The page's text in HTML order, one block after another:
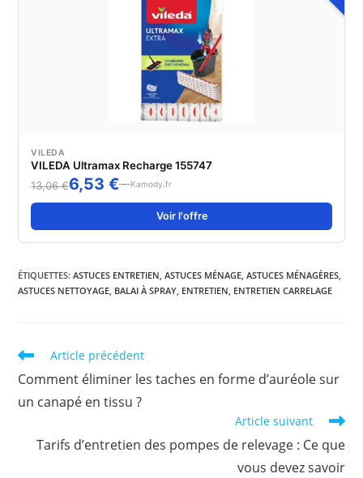
VILEDA
VILEDA Ultramax Recharge 155747
13,06 €6,53 € Kamody.fr
Voir l'offre
ÉTIQUETTES:ASTUCES ENTRETIEN, ASTUCES MÉNAGE, ASTUCES MÉNAGÈRES,
ASTUCES NETTOYAGE, BALAI À SPRAY, ENTRETIEN, ENTRETIEN CARRELAGE
Read
articles
Article précédent
Comment éliminer les taches en forme d’auréole sur
un canapé en tissu ?
Article suivant
Tarifs d’entretien des pompes de relevage : Ce que
vous devez savoir